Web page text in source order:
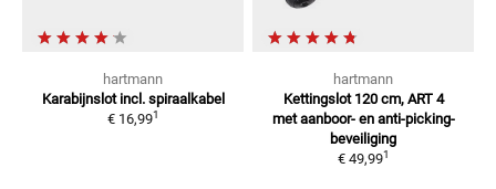
hartmann
Karabijnslot incl. spiraalkabel
€ 16,991
hartmann
Kettingslot 120 cm, ART 4
met aanboor- en anti-picking-
beveiliging
€ 49,991